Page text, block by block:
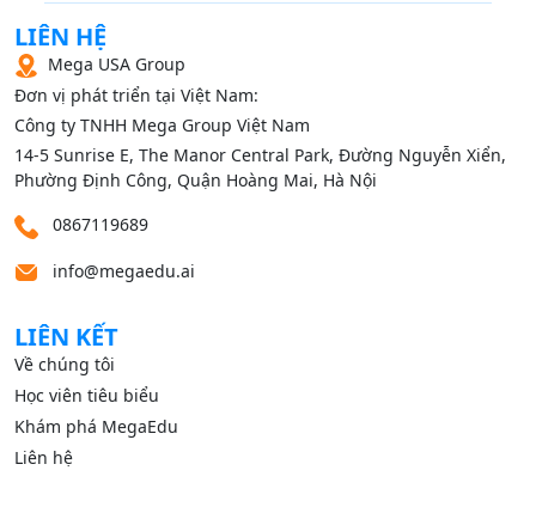
LIÊN HỆ
Mega USA Group
Đơn vị phát triển tại Việt Nam:
Công ty TNHH Mega Group Việt Nam
14‑5 Sunrise E, The Manor Central Park, Đường Nguyễn Xiển,
Phường Định Công, Quận Hoàng Mai, Hà Nội
0867119689
info@megaedu.ai
LIÊN KẾT
Về chúng tôi
Học viên tiêu biểu
Khám phá MegaEdu
Liên hệ